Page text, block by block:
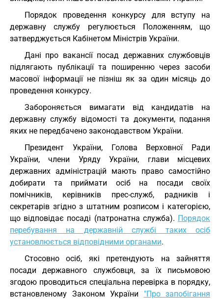
Порядок проведення конкурсу для вступу на
державну службу регулюється Положенням, що
затверджується Кабінетом Міністрів України.
Дані про вакансії посад державних службовців
підлягають публікації та поширенню через засоби
масової інформації не пізніш як за один місяць до
проведення конкурсу.
Забороняється вимагати від кандидатів на
державну службу відомості та документи, подання
яких не передбачено законодавством України.
Президент України, Голова Верховної Ради
України, члени Уряду України, глави місцевих
державних адміністрацій мають право самостійно
добирати та приймати осіб на посади своїх
помічників, керівників прес-служб, радників і
секретарів згідно з штатним розписом і категорією,
що відповідає посаді (патронатна служба). Порядок
перебування на державній службі таких осіб
установлюється відповідними органами.
Стосовно осіб, які претендують на зайняття
посади державного службовця, за їх письмовою
згодою проводиться спеціальна перевірка в порядку,
встановленому Законом України "Про запобігання